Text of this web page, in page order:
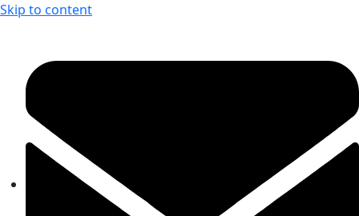
Skip to content